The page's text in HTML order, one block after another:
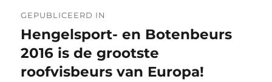
navigatie
GEPUBLICEERD IN
Hengelsport- en Botenbeurs
2016 is de grootste
roofvisbeurs van Europa!